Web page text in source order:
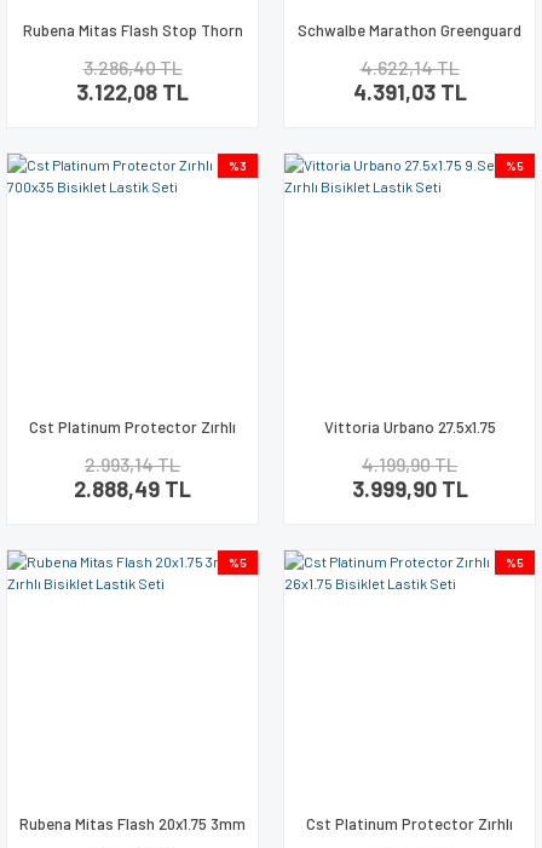
Rubena Mitas Flash Stop Thorn
3.286,40 TL
3.122,08 TL
Schwalbe Marathon Greenguard
4.622,14 TL
4.391,03 TL
%3
Cst Platinum Protector Zırhlı
2.993,14 TL
2.888,49 TL
%5
Vittoria Urbano 27.5x1.75
Seti
4.199,90 TL
3.999,90 TL
%5
Rubena Mitas Flash 20x1.75 3mm
%5
Cst Platinum Protector Zırhlı